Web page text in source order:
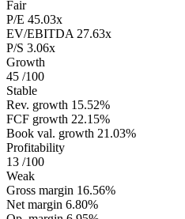
Fair
P/E 45.03x
EV/EBITDA 27.63x
P/S 3.06x
Growth
45 /100
Stable
Rev. growth 15.52%
FCF growth 22.15%
Book val. growth 21.03%
Profitability
13 /100
Weak
Gross margin 16.56%
Net margin 6.80%